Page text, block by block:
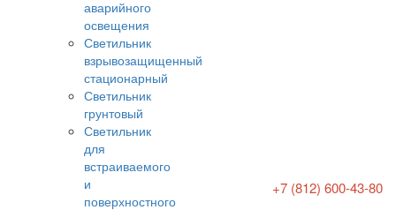
аварийного
освещения
Светильник
взрывозащищенный
стационарный
Светильник
грунтовый
Светильник
для
встраиваемого
и
поверхностного
+7 (812) 600-43-80